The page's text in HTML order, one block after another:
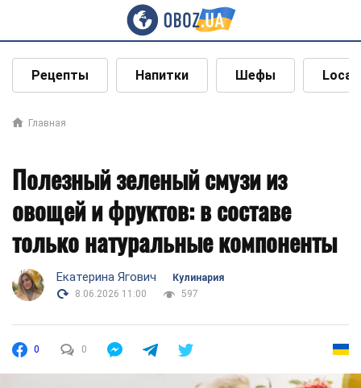
Рецепты Напитки Шефы Local
Главная
Полезный зеленый смузи из
овощей и фруктов: в составе
только натуральные компоненты
Екатерина Ягович
Кулинария
8.06.2026 11:00
597
0 0